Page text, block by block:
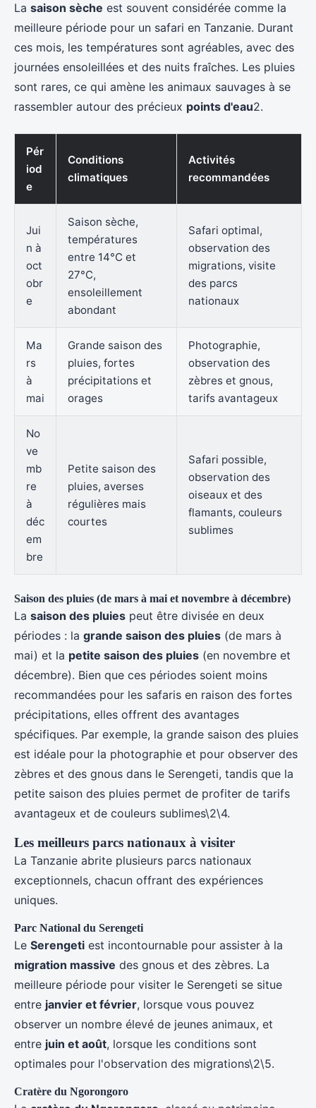
La saison sèche est souvent considérée comme la
meilleure période pour un safari en Tanzanie. Durant
ces mois, les températures sont agréables, avec des
journées ensoleillées et des nuits fraîches. Les pluies
sont rares, ce qui amène les animaux sauvages à se
rassembler autour des précieux points d'eau2.
Pér
iod
e
Conditions
climatiques
Activités
recommandées
Jui
n à
oct
obr
e
Saison sèche,
températures
entre 14°C et
27°C,
ensoleillement
abondant
Safari optimal,
observation des
migrations, visite
des parcs
nationaux
Ma
rs
à
mai
Grande saison des
pluies, fortes
précipitations et
orages
Photographie,
observation des
zèbres et gnous,
tarifs avantageux
No
ve
mb
re
à
déc
em
bre
Petite saison des
pluies, averses
régulières mais
courtes
Safari possible,
observation des
oiseaux et des
flamants, couleurs
sublimes
Saison des pluies (de mars à mai et novembre à décembre)
La saison des pluies peut être divisée en deux
périodes : la grande saison des pluies (de mars à
mai) et la petite saison des pluies (en novembre et
décembre). Bien que ces périodes soient moins
recommandées pour les safaris en raison des fortes
précipitations, elles offrent des avantages
spécifiques. Par exemple, la grande saison des pluies
est idéale pour la photographie et pour observer des
zèbres et des gnous dans le Serengeti, tandis que la
petite saison des pluies permet de profiter de tarifs
avantageux et de couleurs sublimes\2\4.
Les meilleurs parcs nationaux à visiter
La Tanzanie abrite plusieurs parcs nationaux
exceptionnels, chacun offrant des expériences
uniques.
Parc National du Serengeti
Le Serengeti est incontournable pour assister à la
migration massive des gnous et des zèbres. La
meilleure période pour visiter le Serengeti se situe
entre janvier et février, lorsque vous pouvez
observer un nombre élevé de jeunes animaux, et
entre juin et août, lorsque les conditions sont
optimales pour l'observation des migrations\2\5.
Cratère du Ngorongoro